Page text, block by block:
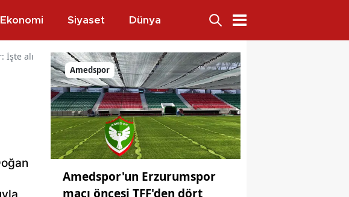
Ekonomi Siyaset Dünya
İşte alınacak önlemler
Amedspor
Amedspor'un Erzurumspor
maçı öncesi TFF'den dört